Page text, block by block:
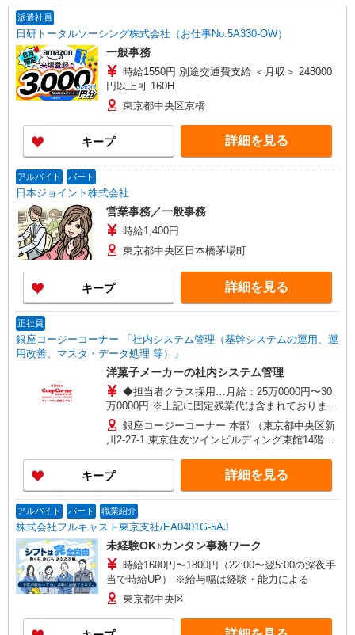
派遣社員
日研トータルソーシング株式会社（お仕事No.5A330-OW）
一般事務
時給1550円 別途交通費支給 ＜月収＞ 248000
円以上可 160H
東京都中央区京橋
キープ 詳細を見る
アルバイト パート
日本ジョイント株式会社
営業事務／一般事務
時給1,400円
東京都中央区日本橋茅場町
キープ 詳細を見る
正社員
銀座コージーコーナー 「社内システム管理（基幹システムの運用、運
用改善、マスタ・データ処理 等）」
洋菓子メーカーの社内システム管理
◆担当者クラス採用…月給：25万0000円〜30
万0000円 ※上記に固定残業代は含まれておりませ
ん ※残業代別途全額支給 ◇リーダークラス採用…
月給：37万0000円〜39万3000円 ※上記は固定残
業代を含む 固定残業代：6万8000 円〜7万2000
円/30時間 （固定残業代は残業がない場合も支給
し、超過分は別途支給する） ※経験・スキル等を
考慮の上で決定します 【手当】 交通費規定支給
（月5万円まで） 【昇給】 昇給あり（4月） 【賞
与】 年2回（7月・12月） ※試用期間6ヶ月を除く
銀座コージーコーナー 本部 （東京都中央区新
川2-27-1 東京住友ツインビルディング東館14階）
キープ 詳細を見る
アルバイト パート 職業紹介
株式会社フルキャスト東京支社/EA0401G-5AJ
未経験OK♪カンタン事務ワーク
時給1600円〜1800円（22:00〜翌5:00の深夜手
当で時給UP） ※給与幅は経験・能力による
東京都中央区